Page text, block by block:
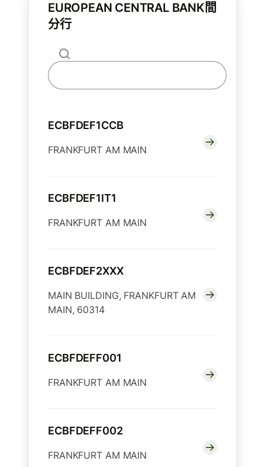
EUROPEAN CENTRAL BANK間
分行
ECBFDEF1CCB
FRANKFURT AM MAIN
ECBFDEF1IT1
FRANKFURT AM MAIN
ECBFDEF2XXX
MAIN BUILDING, FRANKFURT AM
MAIN, 60314
ECBFDEFF001
FRANKFURT AM MAIN
ECBFDEFF002
FRANKFURT AM MAIN